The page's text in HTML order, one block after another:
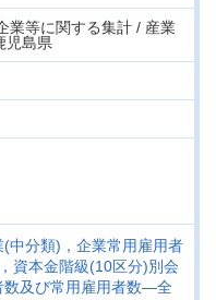
業等に関する集計 / 産業
児島県
(中分類)，企業常用雇用者
資本金階級(10区分)別会
数及び常用雇用者数―全